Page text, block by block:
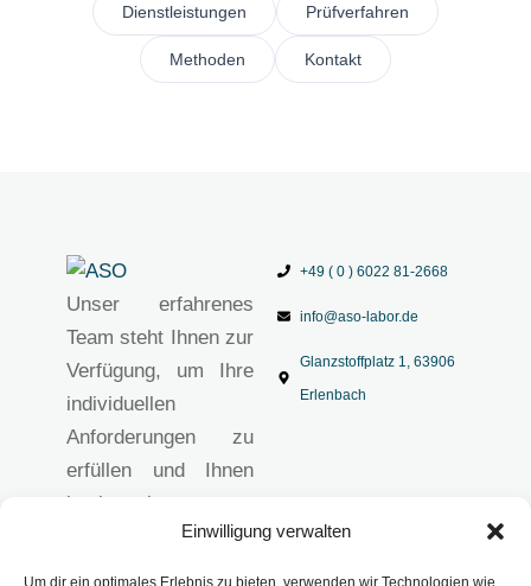
Einwilligung verwalten
Um dir ein optimales Erlebnis zu bieten, verwenden wir Technologien wie
Dienstleistungen Prüfverfahren
Methoden Kontakt
Unser erfahrenes
Team steht Ihnen zur
Verfügung, um Ihre
individuellen
Anforderungen zu
erfüllen und Ihnen
hochwertige
+49 ( 0 ) 6022 81-2668
info@aso-labor.de
Glanzstoffplatz 1, 63906
Erlenbach